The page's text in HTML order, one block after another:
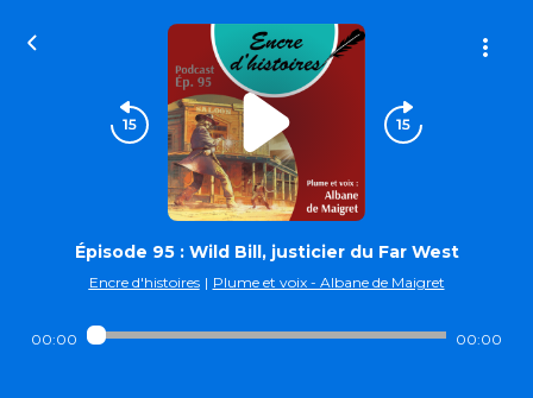
Épisode 95 : Wild Bill, justicier du Far West
Encre d'histoires | Plume et voix - Albane de Maigret
00:00 00:00